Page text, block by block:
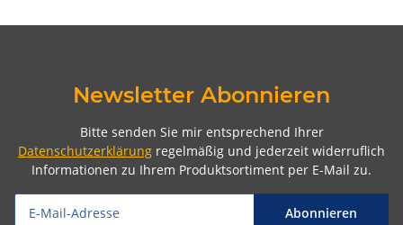
Newsletter Abonnieren
Bitte senden Sie mir entsprechend Ihrer
Datenschutzerklärung regelmäßig und jederzeit widerruflich
Informationen zu Ihrem Produktsortiment per E-Mail zu.
Abonnieren